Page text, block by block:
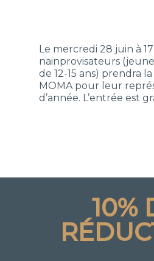
Le mercredi 28 juin à
nainprovisateurs
de 12-15 ans) prendra
MOMA pour leur
d’année. L’entrée est
10%